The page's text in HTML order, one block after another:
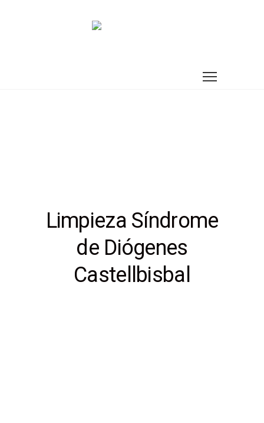
Limpieza Síndrome
de Diógenes
Castellbisbal